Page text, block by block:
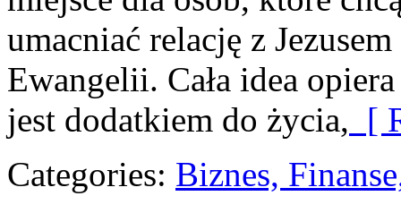
umacniać relację z
Ewangelii. Cała idea
jest dodatkiem do życia, [
Categories: Biznes,